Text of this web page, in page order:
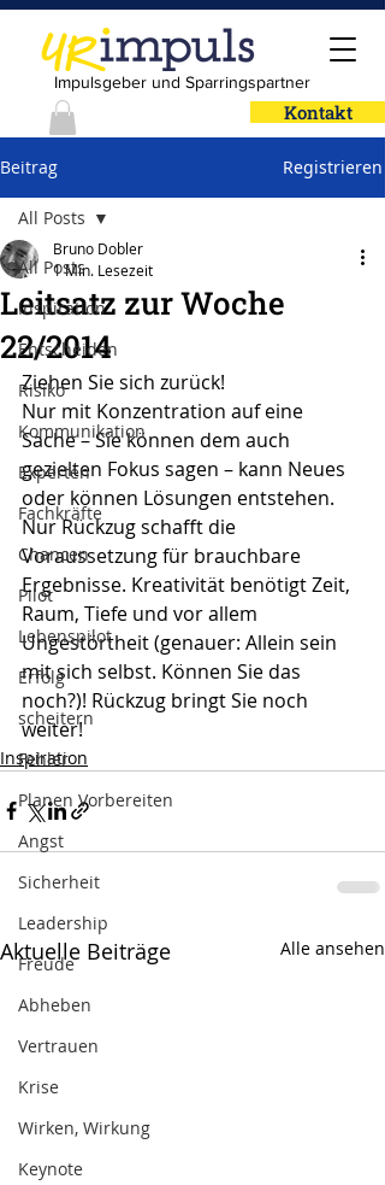
Impulsgeber und Sparringspartner
Kontakt
Beitrag Registrieren
All Posts
Inspiration
Entscheiden
Risiko
Kommunikation
Experten
Fachkräfte
Chancen
Pilot
Lebenspilot
Erfolg
scheitern
Fehler
Planen Vorbereiten
Angst
Sicherheit
Leadership
Freude
Abheben
Vertrauen
Krise
Wirken, Wirkung
Keynote
All Posts
Leitsatz zur Woche
22/2014
Bruno Dobler
1 Min. Lesezeit
Ziehen Sie sich zurück!
Nur mit Konzentration auf eine
Sache – Sie können dem auch
gezielten Fokus sagen – kann Neues
oder können Lösungen entstehen.
Nur Rückzug schafft die
Voraussetzung für brauchbare
Ergebnisse. Kreativität benötigt Zeit,
Raum, Tiefe und vor allem
Ungestörtheit (genauer: Allein sein
mit sich selbst. Können Sie das
noch?)! Rückzug bringt Sie noch
weiter!
Inspiration
Aktuelle Beiträge Alle ansehen